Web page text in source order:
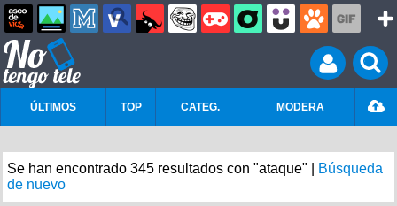
ÚLTIMOS TOP CATEG. MODERA
Se han encontrado 345 resultados con "ataque" |
Búsqueda
de nuevo